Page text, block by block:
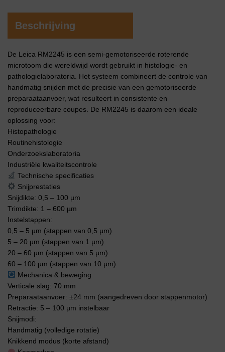
Beschrijving
De Leica RM2245 is een semi-gemotoriseerde roterende
microtoom die wereldwijd wordt gebruikt in histologie- en
pathologielaboratoria. Het systeem combineert de controle van
handmatig snijden met de precisie van een gemotoriseerde
preparaataanvoer, wat resulteert in consistente en
reproduceerbare coupes. De RM2245 is daarom een ​​ideale
oplossing voor:
Histopathologie
Routinehistologie
Onderzoekslaboratoria
Industriële kwaliteitscontrole
Technische specificaties
Snijprestaties
Snijdikte: 0,5 – 100 µm
Trimdikte: 1 – 600 µm
Instelstappen:
0,5 – 5 µm (stappen van 0,5 µm)
5 – 20 µm (stappen van 1 µm)
20 – 60 µm (stappen van 5 µm)
60 – 100 µm (stappen van 10 µm)
Mechanica & beweging
Verticale slag: 70 mm
Preparaataanvoer: ±24 mm (aangedreven door stappenmotor)
Retractie: 5 – 100 µm instelbaar
Snijmodi:
Handmatig (volledige rotatie)
Knikkend modus (korte afstand)